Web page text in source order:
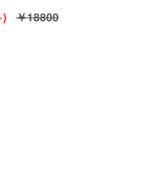
￥18800